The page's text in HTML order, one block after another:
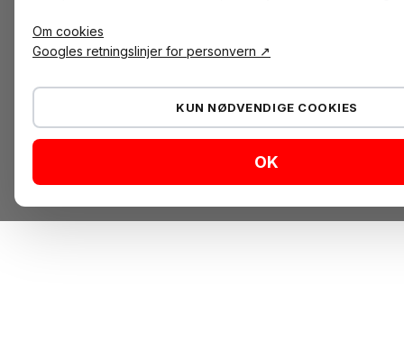
Om cookies
Googles retningslinjer for personvern ↗
KUN NØDVENDIGE COOKIES
OK